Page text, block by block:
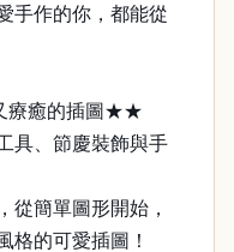
手作的你，都能從
療癒的插圖★★
具、節慶裝飾與手
從簡單圖形開始，
格的可愛插圖！